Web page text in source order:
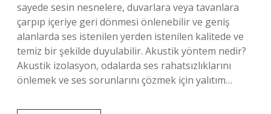
sayede sesin nesnelere, duvarlara veya tavanlara
çarpıp içeriye geri dönmesi önlenebilir ve geniş
alanlarda ses istenilen yerden istenilen kalitede ve
temiz bir şekilde duyulabilir. Akustik yöntem nedir?
Akustik izolasyon, odalarda ses rahatsızlıklarını
önlemek ve ses sorunlarını çözmek için yalıtım…